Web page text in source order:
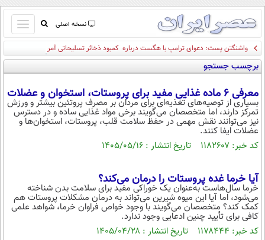
نسخه اصلی
باز
و
بسته
کردن
منو
صفحه اول
جستجو
نظرسنجی
آب و هوا
اوقات شرعی
سیاسی
اقتصاد
اقتصادی
جامعه
واشنگتن پست: دعوای ترامپ با هگست درباره کمبود ذخائر تسلیحاتی آمریکا/ ترامپ:
افشا کنندگان موضوع کمبود مهمات، زندانی خواهند شد
برچسب جستجو
معرفی ۶ ماده غذایی مفید برای پروستات، استخوان و عضلات
بسیاری از توصیه‌های تغذیه‌ای برای مردان بر مصرف پروتئین بیشتر و ورزش
تمرکز دارند، اما متخصصان می‌گویند برخی مواد غذایی ساده و در دسترس
نیز می‌توانند نقش مهمی در حفظ سلامت قلب، پروستات، استخوان‌ها و
عضلات ایفا کنند.
کد خبر: ۱۱۸۲۶۰۷ تاریخ انتشار : ۱۴۰۵/۰۵/۱۶
آیا خرما غده پروستات را درمان می‌کند؟
خرما سال‌هاست به‌عنوان یک خوراکی مفید برای سلامت بدن شناخته
می‌شود، اما آیا این میوه شیرین می‌تواند به درمان مشکلات پروستات هم
کمک کند؟ متخصصان می‌گویند با وجود خواص فراوان خرما، شواهد علمی
کافی برای تأیید چنین ادعایی وجود ندارد.
کد خبر: ۱۱۷۸۴۴۴ تاریخ انتشار : ۱۴۰۵/۰۴/۲۸